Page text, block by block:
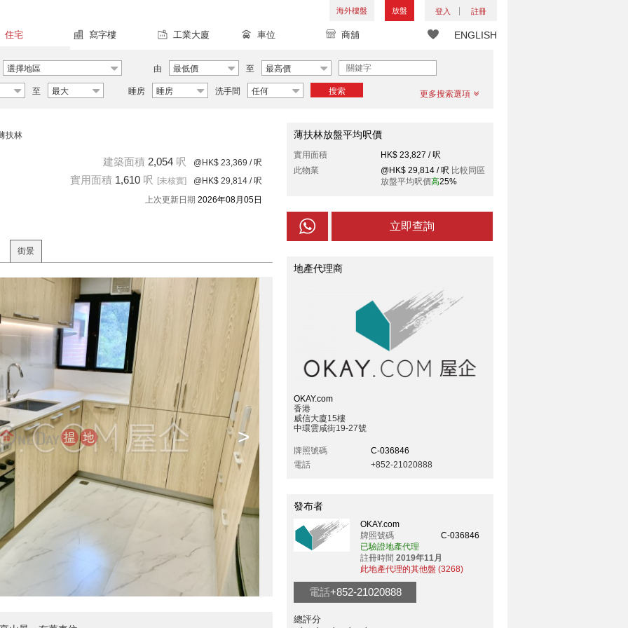
海外樓盤 放盤 登入 註冊
ENGLISH
住宅 寫字樓 工業大廈 車位 商舖
選擇地區 由 最低價 至 最高價
至 最大 睡房 睡房 洗手間 任何 搜索 更多搜索選項
扶林
建築面積 2,054 呎 @HK$ 23,369 / 呎
實用面積 1,610 呎 [未核實] @HK$ 29,814 / 呎
上次更新日期 2026年08月05日
街景
>
薄扶林放盤平均呎價
實用面積
HK$ 23,827 / 呎
此物業
@HK$ 29,814 / 呎 比較同區
放盤平均呎價高25%
立即查詢
地產代理商
OKAY.com
香港
威信大廈15樓
中環雲咸街19-27號
牌照號碼
C-036846
電話
+852-21020888
發布者
OKAY.com
牌照號碼
C-036846
已驗證地產代理
註冊時間 2019年11月
此地產代理的其他盤 (3268)
電話+852-21020888
總評分